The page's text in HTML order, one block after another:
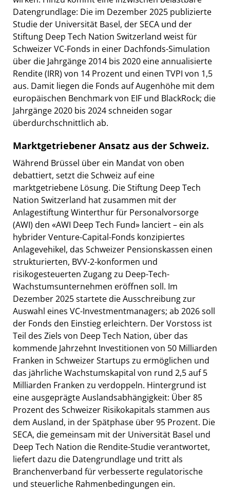
Datengrundlage: Die im Dezember 2025 publizierte
Studie der Universität Basel, der SECA und der
Stiftung Deep Tech Nation Switzerland weist für
Schweizer VC-Fonds in einer Dachfonds-Simulation
über die Jahrgänge 2014 bis 2020 eine annualisierte
Rendite (IRR) von 14 Prozent und einen TVPI von 1,5
aus. Damit liegen die Fonds auf Augenhöhe mit dem
europäischen Benchmark von EIF und BlackRock; die
Jahrgänge 2020 bis 2024 schneiden sogar
überdurchschnittlich ab.
Marktgetriebener Ansatz aus der Schweiz.
Während Brüssel über ein Mandat von oben
debattiert, setzt die Schweiz auf eine
marktgetriebene Lösung. Die Stiftung Deep Tech
Nation Switzerland hat zusammen mit der
Anlagestiftung Winterthur für Personalvorsorge
(AWI) den «AWI Deep Tech Fund» lanciert – ein als
hybrider Venture-Capital-Fonds konzipiertes
Anlagevehikel, das Schweizer Pensionskassen einen
strukturierten, BVV-2-konformen und
risikogesteuerten Zugang zu Deep-Tech-
Wachstumsunternehmen eröffnen soll. Im
Dezember 2025 startete die Ausschreibung zur
Auswahl eines VC-Investmentmanagers; ab 2026 soll
der Fonds den Einstieg erleichtern. Der Vorstoss ist
Teil des Ziels von Deep Tech Nation, über das
kommende Jahrzehnt Investitionen von 50 Milliarden
Franken in Schweizer Startups zu ermöglichen und
das jährliche Wachstumskapital von rund 2,5 auf 5
Milliarden Franken zu verdoppeln. Hintergrund ist
eine ausgeprägte Auslandsabhängigkeit: Über 85
Prozent des Schweizer Risikokapitals stammen aus
dem Ausland, in der Spätphase über 95 Prozent. Die
SECA, die gemeinsam mit der Universität Basel und
Deep Tech Nation die Rendite-Studie verantwortet,
liefert dazu die Datengrundlage und tritt als
Branchenverband für verbesserte regulatorische
und steuerliche Rahmenbedingungen ein.